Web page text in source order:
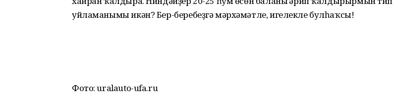
уйламанымы икән? Бер-беребеҙгә мәрхәмәтле, игелекле булһаҡсы!
Фото: uralauto-ufa.ru